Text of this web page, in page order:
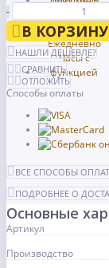
-
В КОРЗИНУ
НАШЛИ ДЕШЕВЛЕ?
СРАВНИТЬ
ОТЛОЖИТЬ
Способы оплаты
ВСЕ СПОСОБЫ
ПОДРОБНЕЕ О
Основные
Артикул
Производство